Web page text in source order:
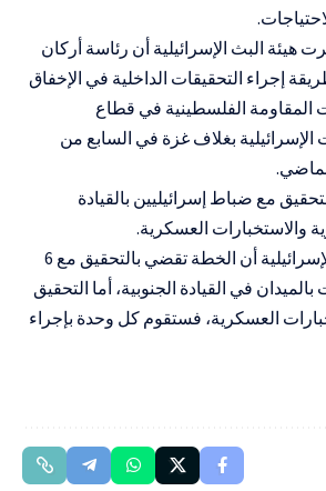
البث الإسرائيلية أن رئاسة أركان
إجراء التحقيقات الداخلية في الإخفاق
الفلسطينية في قطاع
بغلاف غزة في السابع من
مع ضباط إسرائيليين بالقيادة
والاستخبارات العسكرية.
وأوضحت هيئة البث الإسرائيلية أن الخطة تقضي بالتحقيق مع 6
في القيادة الجنوبية، أما التحقيق
العسكرية، فستقوم كل وحدة بإجراء